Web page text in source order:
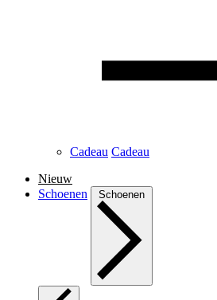
Cadeau Cadeau
Nieuw
Schoenen
Schoenen